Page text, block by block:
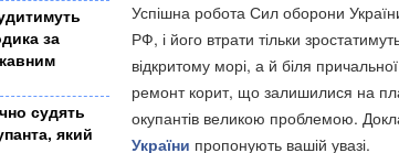
за
судять
який
Успішна робота Сил оборони
РФ, і його втрати тільки
відкритому морі, а й біля
ремонт корит, що залишилися на
окупантів великою проблемою.
України пропонують вашій увазі.